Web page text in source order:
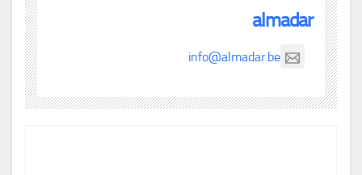
almadar
info@almadar.be